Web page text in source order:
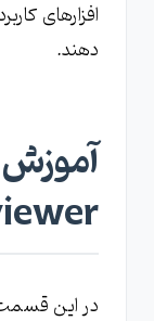
افزارهای
دهند.
در این